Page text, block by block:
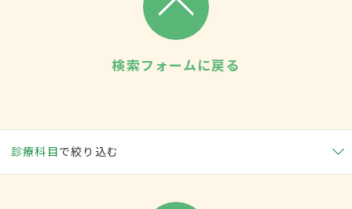
検索フォームに戻る
診療科目で絞り込む